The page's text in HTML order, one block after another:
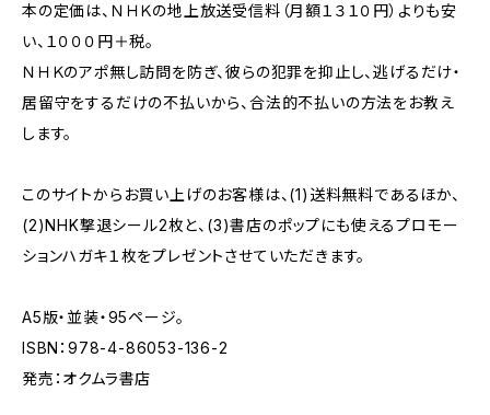
本の定価は、ＮＨＫの地上放送受信料（月額１３１０円）よりも安
い、１０００円＋税。
ＮＨＫのアポ無し訪問を防ぎ、彼らの犯罪を抑止し、逃げるだけ・
居留守をするだけの不払いから、合法的不払いの方法をお教え
します。
このサイトからお買い上げのお客様は、(1)送料無料であるほか、
(2)NHK撃退シール2枚と、(3)書店のポップにも使えるプロモー
ションハガキ１枚をプレゼントさせていただきます。
A5版・並装・95ページ。
ISBN：978-4-86053-136-2
発売：オクムラ書店